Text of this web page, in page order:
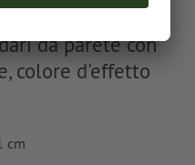
da parete con
colore d'effetto
cm